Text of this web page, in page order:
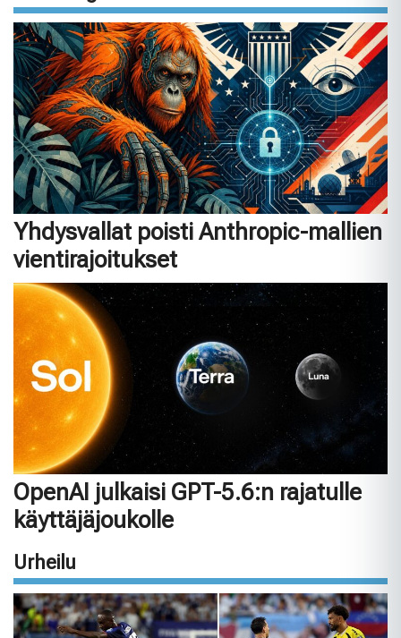
Yhdysvallat poisti Anthropic-mallien
vientirajoitukset
OpenAI julkaisi GPT-5.6:n rajatulle
käyttäjäjoukolle
Urheilu